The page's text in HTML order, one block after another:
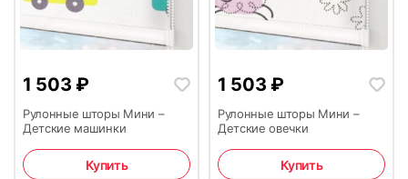
1 503 ₽
Рулонные шторы Мини –
Детские машинки
Купить
1 503 ₽
Рулонные шторы Мини –
Детские овечки
Купить